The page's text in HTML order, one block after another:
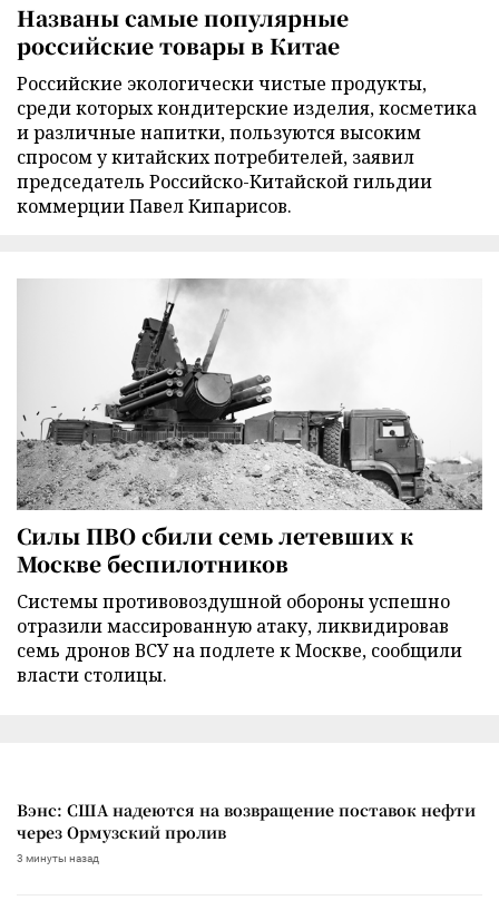
Названы самые популярные
российские товары в Китае
Российские экологически чистые продукты,
среди которых кондитерские изделия, косметика
и различные напитки, пользуются высоким
спросом у китайских потребителей, заявил
председатель Российско-Китайской гильдии
коммерции Павел Кипарисов.
Силы ПВО сбили семь летевших к
Москве беспилотников
Cистемы противовоздушной обороны успешно
отразили массированную атаку, ликвидировав
семь дронов ВСУ на подлете к Москве, сообщили
власти столицы.
Вэнс: США надеются на возвращение поставок нефти
через Ормузский пролив
3 минуты назад